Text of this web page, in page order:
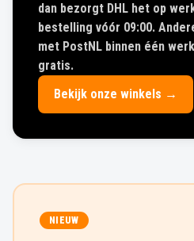
dan bezorgt DHL het op
bestelling vóór 09:00.
met PostNL binnen één
gratis.
Bekijk onze winkels →
NIEUW